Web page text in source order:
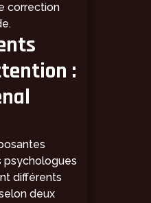
correction
:
psychologues
différents
deux